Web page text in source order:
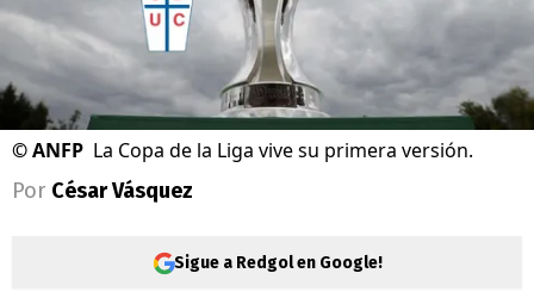
©ANFP La Copa de la Liga vive su primera versión.
Por César Vásquez
Sigue a Redgol en Google!